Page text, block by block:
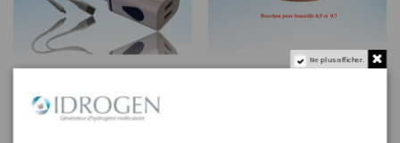
Chargeur et câble USB Double
port pour vos appareils

Ne plus afficher.